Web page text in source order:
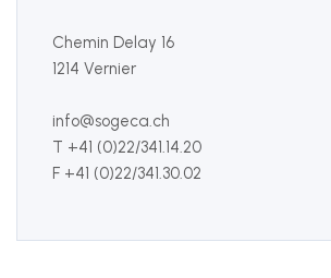
Chemin Delay 16
1214 Vernier
info@sogeca.ch
T +41 (0)22/341.14.20
F +41 (0)22/341.30.02